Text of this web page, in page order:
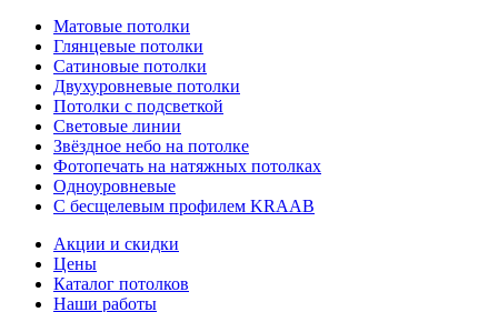
Матовые потолки
Глянцевые потолки
Сатиновые потолки
Двухуровневые потолки
Потолки с подсветкой
Световые линии
Звёздное небо на потолке
Фотопечать на натяжных потолках
Одноуровневые
С бесщелевым профилем KRAAB
Акции и скидки
Цены
Каталог потолков
Наши работы